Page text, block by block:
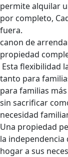
permite alquilar
por completo,
fuera.
canon de
propiedad
Esta flexibilidad
tanto para
para familias
sin sacrificar
necesidad
Una propiedad
la independencia
hogar a sus